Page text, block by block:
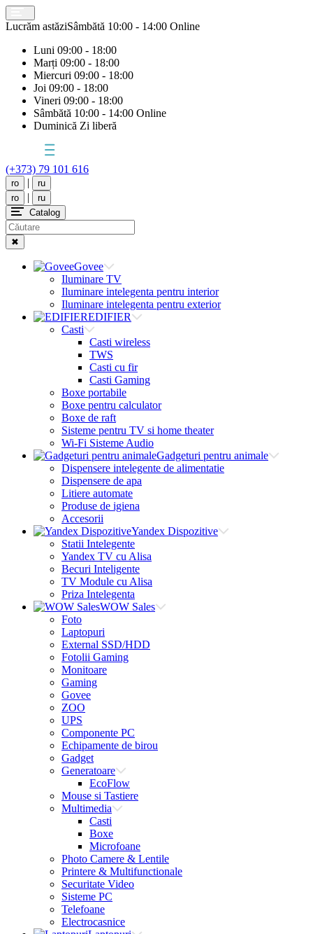
Lucrăm astăziSâmbătă 10:00 - 14:00 Online
Luni 09:00 - 18:00
Marți 09:00 - 18:00
Miercuri 09:00 - 18:00
Joi 09:00 - 18:00
Vineri 09:00 - 18:00
Sâmbătă 10:00 - 14:00 Online
Duminică Zi liberă
(+373) 79 101 616
ro |
ru
ro
|
ru
Catalog
✖
Govee
Iluminare TV
Iluminare intelegenta pentru interior
Iluminare intelegenta pentru exterior
EDIFIER
Casti
Casti wireless
TWS
Casti cu fir
Casti Gaming
Boxe portabile
Boxe pentru calculator
Boxe de raft
Sisteme pentru TV si home theater
Wi-Fi Sisteme Audio
Gadgeturi pentru animale
Dispensere intelegente de alimentatie
Dispensere de apa
Litiere automate
Produse de igiena
Accesorii
Yandex Dispozitive
Statii Intelegente
Yandex TV cu Alisa
Becuri Inteligente
TV Module cu Alisa
Priza Intelegenta
WOW Sales
Foto
Laptopuri
External SSD/HDD
Fotolii Gaming
Monitoare
Gaming
Govee
ZOO
UPS
Componente PC
Echipamente de birou
Gadget
Generatoare
EcoFlow
Mouse si Tastiere
Multimedia
Casti
Boxe
Microfoane
Photo Camere & Lentile
Printere & Multifunctionale
Securitate Video
Sisteme PC
Telefoane
Electrocasnice